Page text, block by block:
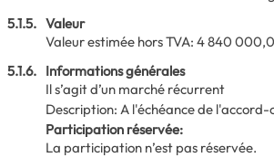
5.1.5. Valeur
Valeur estimée hors TVA: 4 840
5.1.6. Informations générales
Il s’agit d’un marché récurrent
Description: A l'échéance de l'accord-
Participation réservée:
La participation n’est pas réservée.